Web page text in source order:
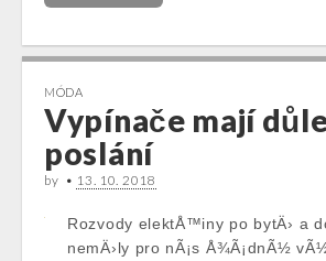
MÓDA
Vypínače mají
poslání
by • 13. 10. 2018
Rozvody elektÅ™iny po bytÄ› a
nemÄ›ly pro nÃ¡s Å¾Ã¡dnÃ½